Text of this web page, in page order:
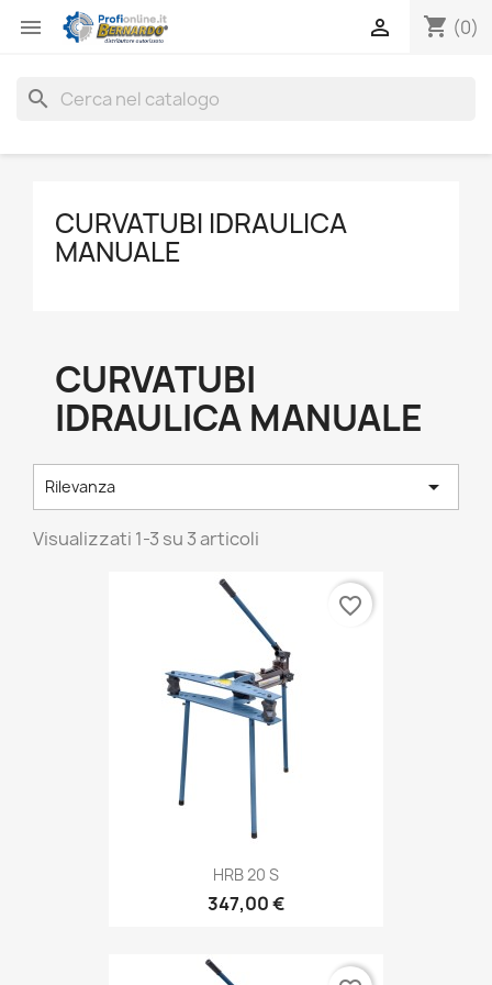
 shopping_cart (0)

search
CURVATUBI IDRAULICA
MANUALE
CURVATUBI
IDRAULICA MANUALE
Rilevanza 
Visualizzati 1-3 su 3 articoli
HRB 20 S
347,00 €
favorite_border